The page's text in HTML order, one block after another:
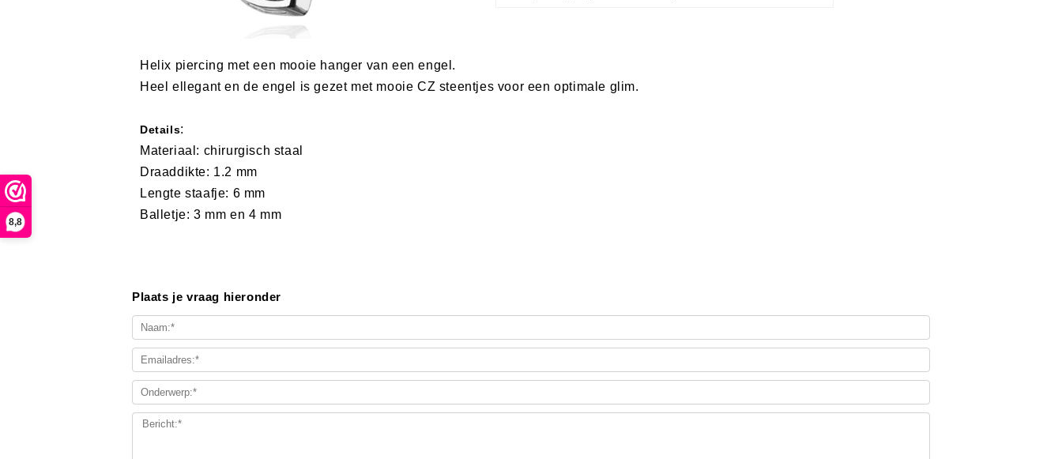
8,8
Helix piercing met een mooie hanger van een engel.
Heel ellegant en de engel is gezet met mooie CZ steentjes voor een optimale glim.
Details:
Materiaal: chirurgisch staal
Draaddikte: 1.2 mm
Lengte staafje: 6 mm
Balletje: 3 mm en 4 mm
Plaats je vraag hieronder